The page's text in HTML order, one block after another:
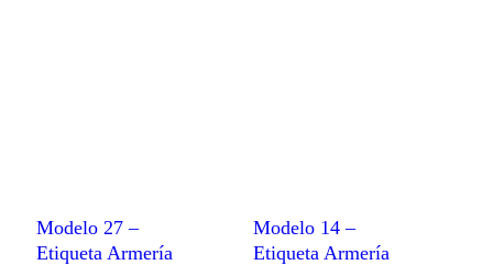
Modelo 27 –
Etiqueta Armería
Modelo 14 –
Etiqueta Armería